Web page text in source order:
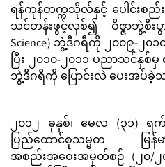
ရန်ကုန်တက္ကသိုလ်နှင့် ပေါင်းစ
သင်တန်းဖွင့်လှစ်၍ ဝိဇ္ဇာဘွဲ့စီးပွ
Science) ဘွဲ့ဒီဂရီကို ၂၀၀၉-၂
ပြီး ၂၀၁၀-၂၀၁၁ ပညာသင်နှစ်မှ
ဘွဲ့ဒီဂရီကို ပြောင်းလဲ ပေးအပ်ခဲ့
၂၀၁၂ ခုနှစ်၊ မေလ (၃၁)
ပြည်ထောင်စုသမ္မတ မြ
အစည်းအဝေးအမှတ်စဉ် (၂၀/